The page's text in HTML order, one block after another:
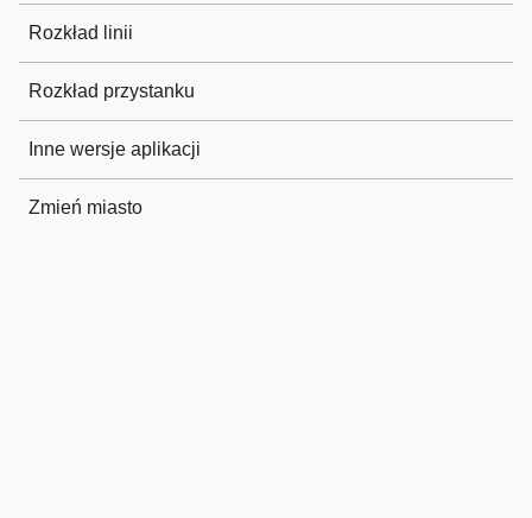
Rozkład linii
Rozkład przystanku
Inne wersje aplikacji
Zmień miasto